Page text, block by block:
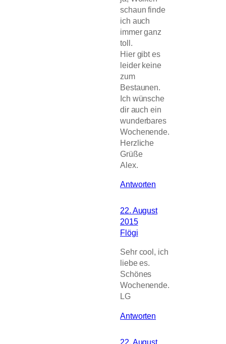
schaun finde
ich auch
immer ganz
toll.
Hier gibt es
leider keine
zum
Bestaunen.
Ich wünsche
dir auch ein
wunderbares
Wochenende.
Herzliche
Grüße
Alex.
Antworten
22. August
2015
Flögi
Sehr cool, ich
liebe es.
Schönes
Wochenende.
LG
Antworten
22. August